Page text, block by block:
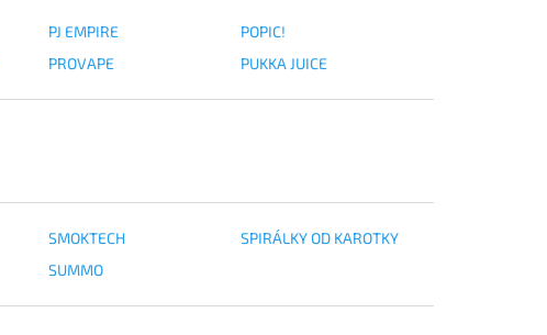
PJ EMPIRE
POPIC!
PROVAPE PUKKA JUICE
SMOKTECH
SPIRÁLKY OD KAROTKY
SUMMO